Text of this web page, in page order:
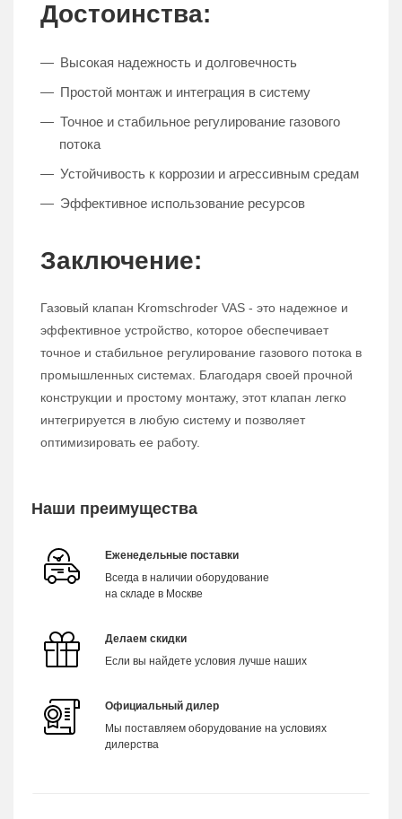
Достоинства:
Высокая надежность и долговечность
Простой монтаж и интеграция в систему
Точное и стабильное регулирование газового
потока
Устойчивость к коррозии и агрессивным средам
Эффективное использование ресурсов
Заключение:
Газовый клапан Kromschroder VAS - это надежное и
эффективное устройство, которое обеспечивает
точное и стабильное регулирование газового потока в
промышленных системах. Благодаря своей прочной
конструкции и простому монтажу, этот клапан легко
интегрируется в любую систему и позволяет
оптимизировать ее работу.
Наши преимущества
Еженедельные поставки
Всегда в наличии оборудование
на складе в Москве
Делаем скидки
Если вы найдете условия лучше наших
Официальный дилер
Мы поставляем оборудование на условиях
дилерства